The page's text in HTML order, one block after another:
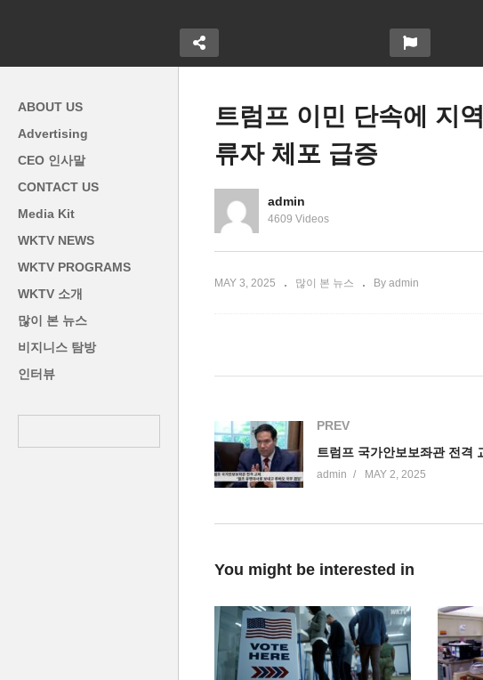
지 1,600억
미국 실업수당 청구 급증한다
24만 명으로 대폭 늘어’
ABOUT US
Advertising
CEO 인사말
CONTACT US
Media Kit
WKTV NEWS
WKTV PROGRAMS
WKTV 소개
많이 본 뉴스
비지니스 탐방
인터뷰
트럼프 이민 단속에 지
류자 체포 급증
admin
4609 Videos
MAY 3, 2025 많이 본 뉴스 By admin
PREV
admin MAY 2, 2025
You might be interested in